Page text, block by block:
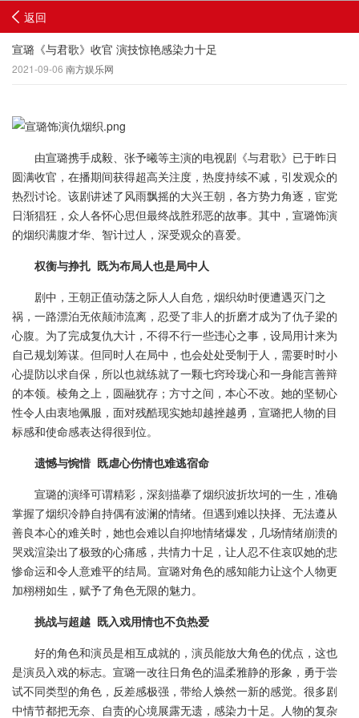
返回
宣璐《与君歌》收官 演技惊艳感染力十足
2021-09-06 南方娱乐网
由宣璐携手成毅、张予曦等主演的电视剧《与君歌》已于昨日
圆满收官，在播期间获得超高关注度，热度持续不减，引发观众的
热烈讨论。该剧讲述了风雨飘摇的大兴王朝，各方势力角逐，宦党
日渐猖狂，众人各怀心思但最终战胜邪恶的故事。其中，宣璐饰演
的烟织满腹才华、智计过人，深受观众的喜爱。
权衡与挣扎 既为布局人也是局中人
剧中，王朝正值动荡之际人人自危，烟织幼时便遭遇灭门之
祸，一路漂泊无依颠沛流离，忍受了非人的折磨才成为了仇子梁的
心腹。为了完成复仇大计，不得不行一些违心之事，设局用计来为
自己规划筹谋。但同时人在局中，也会处处受制于人，需要时时小
心提防以求自保，所以也就练就了一颗七窍玲珑心和一身能言善辩
的本领。棱角之上，圆融犹存；方寸之间，本心不改。她的坚韧心
性令人由衷地佩服，面对残酷现实她却越挫越勇，宣璐把人物的目
标感和使命感表达得很到位。
遗憾与惋惜 既虐心伤情也难逃宿命
宣璐的演绎可谓精彩，深刻描摹了烟织波折坎坷的一生，准确
掌握了烟织冷静自持偶有波澜的情绪。但遇到难以抉择、无法遵从
善良本心的难关时，她也会难以自抑地情绪爆发，几场情绪崩溃的
哭戏渲染出了极致的心痛感，共情力十足，让人忍不住哀叹她的悲
惨命运和令人意难平的结局。宣璐对角色的感知能力让这个人物更
加栩栩如生，赋予了角色无限的魅力。
挑战与超越 既入戏用情也不负热爱
好的角色和演员是相互成就的，演员能放大角色的优点，这也
是演员入戏的标志。宣璐一改往日角色的温柔雅静的形象，勇于尝
试不同类型的角色，反差感极强，带给人焕然一新的感觉。很多剧
中情节都把无奈、自责的心境展露无遗，感染力十足。人物的复杂